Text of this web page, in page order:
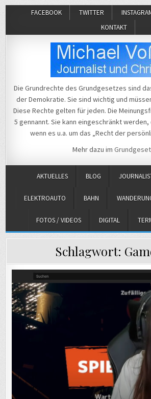
FACEBOOK TWITTER
KONTAKT
Michael Voß
Die Grundrechte des Grundgesetzes sind
der Demokratie. Sie sind wichtig und
Diese Rechte gelten für jeden. Die
5 gennannt. Sie kann eingeschränkt
wenn es u.a. um das „Recht der
Mehr dazu im
AKTUELLES BLOG
ELEKTROAUTO BAHN
FOTOS / VIDEOS DIGITAL
Schlagwort: